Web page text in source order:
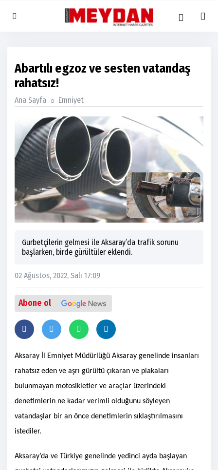
Abartılı egzoz ve sesten vatandaş
rahatsız!
Ana Sayfa Emniyet
Gurbetçilerin gelmesi ile Aksaray’da trafik sorunu
başlarken, birde gürültüler eklendi.
02 Ağustos, 2022, Salı 17:09
Abone ol
Aksaray İl Emniyet Müdürlüğü Aksaray genelinde insanları
rahatsız eden ve aşrı gürültü çıkaran ve plakaları
bulunmayan motosikletler ve araçlar üzerindeki
denetimlerin ne kadar verimli olduğunu söyleyen
vatandaşlar bir an önce denetimlerin sıklaştırılmasını
istediler.
Aksaray’da ve Türkiye genelinde yedinci ayda başlayan